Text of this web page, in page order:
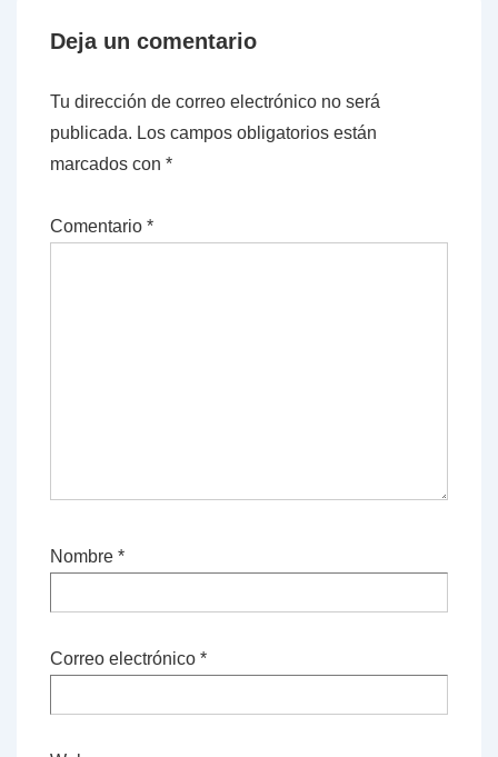
Deja un comentario
Tu dirección de correo electrónico no será
publicada. Los campos obligatorios están
marcados con *
Comentario *
Nombre *
Correo electrónico *